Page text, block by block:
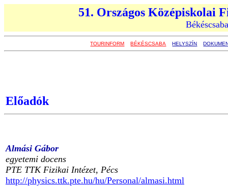
51. Országos Középiskolai
TOURINFORM BÉKÉSCSABA HELYSZÍN
Előadók
Almási Gábor
egyetemi docens
PTE TTK Fizikai Intézet, Pécs
http://physics.ttk.pte.hu/hu/Personal/almasi.html